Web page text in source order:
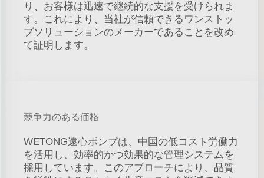
り、お客様は迅速で継続的な支援を受けられま
す。これにより、当社が信頼できるワンストッ
プソリューションのメーカーであることを改め
て証明します。
競争力のある価格
WETONG遠心ポンプは、中国の低コスト労働力
を活用し、効率的かつ効果的な管理システムを
採用しています。このアプローチにより、品質